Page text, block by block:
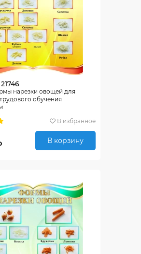
нарезки овощей для
обучения
В избранное
В корзину